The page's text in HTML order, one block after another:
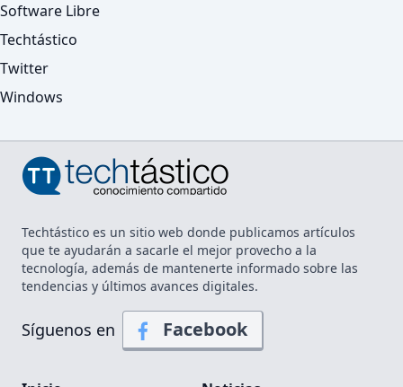
Software Libre
Techtástico
Twitter
Windows
Techtástico es un sitio web donde publicamos artículos
que te ayudarán a sacarle el mejor provecho a la
tecnología, además de mantenerte informado sobre las
tendencias y últimos avances digitales.
Síguenos en Facebook